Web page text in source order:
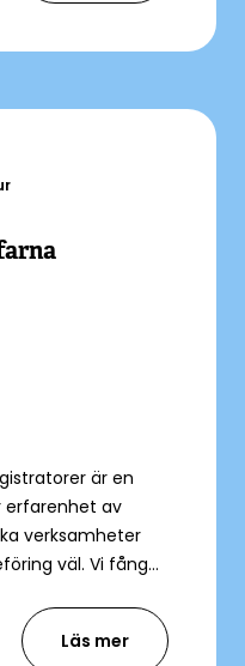
är en
erfarenhet av
verksamheter
väl. Vi fångar
och
Du får en
Läs mer